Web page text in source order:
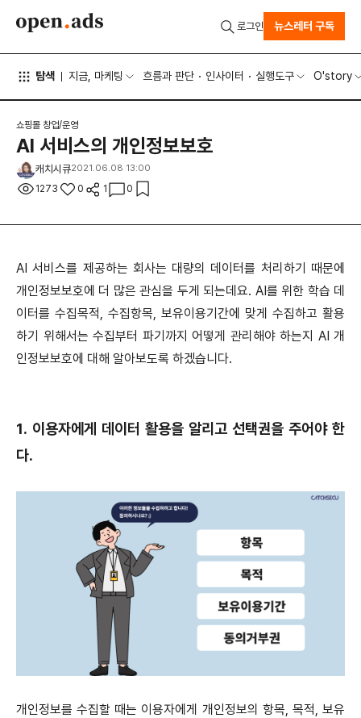
탐색 지금, 마케팅 흐름과 판단 인사이터 실행도구 O'story
로그인 뉴스레터 구독
쇼핑몰 창업/운영
AI 서비스의 개인정보보호
캐치시큐2021.06.08 13:00
1273 0 1 0
AI 서비스를 제공하는 회사는 대량의 데이터를 처리하기 때문에
개인정보보호에 더 많은 관심을 두게 되는데요. AI를 위한 학습 데
이터를 수집목적, 수집항목, 보유이용기간에 맞게 수집하고 활용
하기 위해서는 수집부터 파기까지 어떻게 관리해야 하는지 AI 개
인정보보호에 대해 알아보도록 하겠습니다.
1. 이용자에게 데이터 활용을 알리고 선택권을 주어야 한
다.
개인정보를 수집할 때는 이용자에게 개인정보의 항목, 목적, 보유